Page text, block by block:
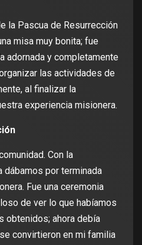
la Pascua de Resurrección
misa muy bonita; fue
adornada y completamente
las actividades de
al finalizar la
experiencia misionera.
Con la
dábamos por terminada
Fue una ceremonia
de ver lo que habíamos
obtenidos; ahora debía
convirtieron en mi familia